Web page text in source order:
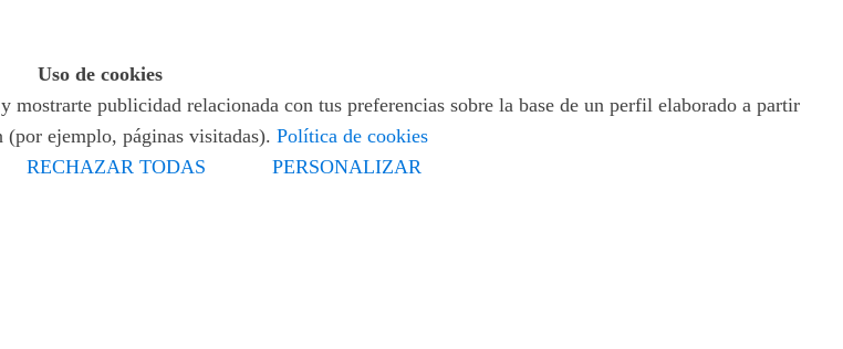
Uso de cookies
publicidad relacionada con tus preferencias sobre la base de un perfil elaborado a partir
(por ejemplo, páginas visitadas). Política de cookies
RECHAZAR TODAS PERSONALIZAR